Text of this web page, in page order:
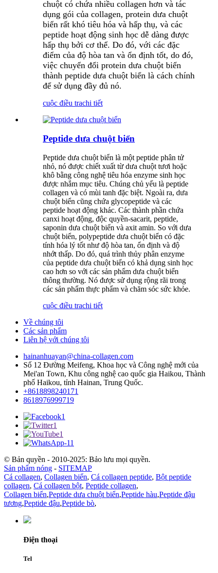
chuột có chứa nhiều collagen hơn và tác
dụng gói của collagen, protein dưa chuột
biển rất khó tiêu hóa và hấp thụ, và các
peptide hoạt động sinh học dễ dàng được
hấp thụ bởi cơ thể. Do đó, với các đặc
điểm của độ hòa tan và ổn định tốt, do đó,
việc chuyển đổi protein dưa chuột biển
thành peptide dưa chuột biển là cách chính
để sử dụng đầy đủ nó.
cuộc điều trachi tiết
Peptide dưa chuột biển
Peptide dưa chuột biển là một peptide phân tử
nhỏ, nó được chiết xuất từ ​​dưa chuột tươi hoặc
khô bằng công nghệ tiêu hóa enzyme sinh học
được nhắm mục tiêu. Chúng chủ yếu là peptide
collagen và có mùi tanh đặc biệt. Ngoài ra, dưa
chuột biển cũng chứa glycopeptide và các
peptide hoạt động khác. Các thành phần chứa
canxi hoạt động, độc quyền-sacarit, peptide,
saponin dưa chuột biển và axit amin. So với dưa
chuột biển, polypeptide dưa chuột biển có đặc
tính hóa lý tốt như độ hòa tan, ổn định và độ
nhớt thấp. Do đó, quá trình thủy phân enzyme
của peptide dưa chuột biển có khả dụng sinh học
cao hơn so với các sản phẩm dưa chuột biển
thông thường. Nó được sử dụng rộng rãi trong
các sản phẩm thực phẩm và chăm sóc sức khỏe.
cuộc điều trachi tiết
Về chúng tôi
Các sản phẩm
Liên hệ với chúng tôi
hainanhuayan@china-collagen.com
Số 12 Đường Meifeng, Khoa học và Công nghệ mới của
Mei'an Town, Khu công nghệ cao quốc gia Haikou, Thành
phố Haikou, tỉnh Hainan, Trung Quốc.
+8618898240171
8618976999719
© Bản quyền - 2010-2025: Bảo lưu mọi quyền.
Sản phẩm nóng - SITEMAP
Cá collagen, Collagen biển, Cá collagen peptide, Bột peptide
collagen, Cá collagen bột, Peptide collagen,
Collagen biển,Peptide dưa chuột biển,Peptide hàu,Peptide đậu
tương,Peptide đậu,Peptide bò,
Điện thoại
Tel